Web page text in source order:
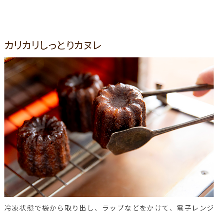
カリカリしっとりカヌレ
冷凍状態で袋から取り出し、ラップなどをかけて、電子レンジ